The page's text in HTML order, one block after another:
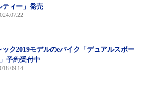
ティー」発売
ック2019モデルのeバイク「デュアルスポー
予約受付中